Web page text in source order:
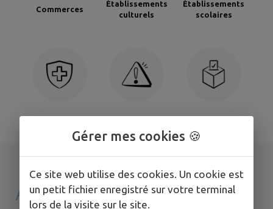
Commerces
Établissements
culturels
Établissements
scolaires
AGENDA DEMON
Gérer mes cookies 🍪
Ce site web utilise des cookies. Un cookie est
un petit fichier enregistré sur votre terminal
lors de la visite sur le site.